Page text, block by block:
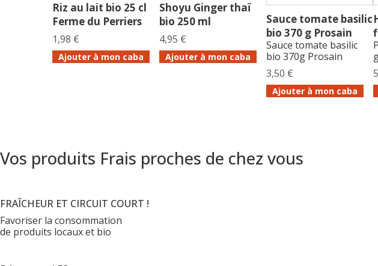
Riz au lait bio 25 cl
Ferme du Perriers
1,98 €
Ajouter à mon caba
Shoyu Ginger thaï
bio 250 ml
4,95 €
Ajouter à mon caba
Sauce tomate basilic
bio 370 g Prosain
Sauce tomate basilic
bio 370g Prosain
3,50 €
Ajouter à mon caba
Vos produits Frais proches de chez vous
FRAÎCHEUR ET CIRCUIT COURT !
Favoriser la consommation
de produits locaux et bio